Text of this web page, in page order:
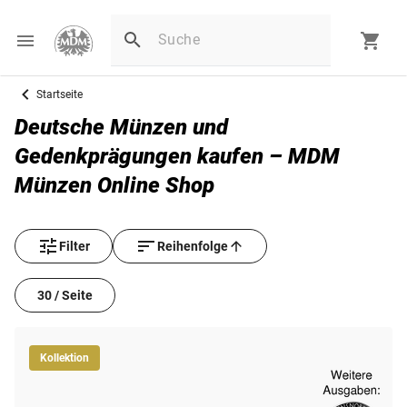
Startseite
Deutsche Münzen und
Gedenkprägungen kaufen – MDM
Münzen Online Shop
Filter Reihenfolge
30 / Seite
Kollektion